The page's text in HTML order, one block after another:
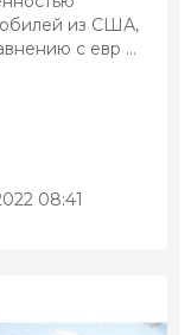
из США,
с евр ...
08:41